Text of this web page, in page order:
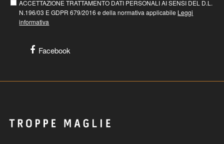
ACCETTAZIONE TRATTAMENTO DATI PERSONALI AI SENSI DEL D.L.
N.196/03 E GDPR 679/2016 e della normativa applicabile Leggi
informativa
Facebook